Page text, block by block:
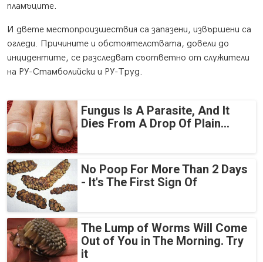
пламъците.
И двете местопроизшествия са запазени, извършени са
огледи. Причините и обстоятелствата, довели до
инцидентите, се разследват съответно от служители
на РУ-Стамболийски и РУ-Труд.
Fungus Is A Parasite, And It
Dies From A Drop Of Plain...
No Poop For More Than 2 Days
- It's The First Sign Of
The Lump of Worms Will Come
Out of You in The Morning. Try
it